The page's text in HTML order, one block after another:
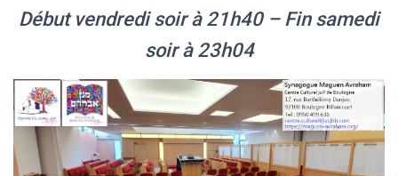
Début vendredi soir à 21h40 – Fin samedi
soir à 23h04